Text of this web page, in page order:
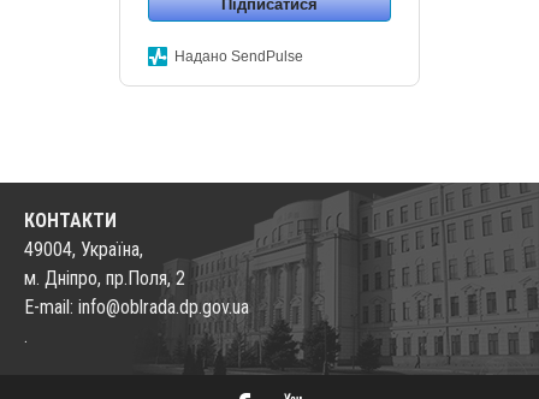
Підписатися
Надано SendPulse
КОНТАКТИ
49004, Україна,
м. Дніпро, пр.Поля, 2
E-mail: info@oblrada.dp.gov.ua
.